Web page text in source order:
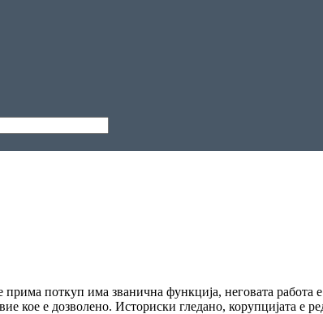
поткуп има званична функција, неговата работа е
кое е дозволено. Историски гледано, корупцијата е